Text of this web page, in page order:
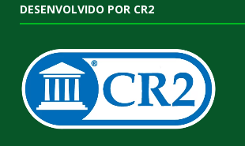
DESENVOLVIDO POR CR2